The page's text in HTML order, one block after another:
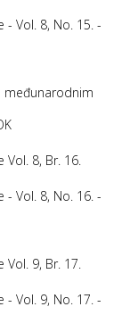
- Vol. 8, No. 15. -
međunarodnim
Vol. 8, Br. 16.
- Vol. 8, No. 16. -
Vol. 9, Br. 17.
- Vol. 9, No. 17. -